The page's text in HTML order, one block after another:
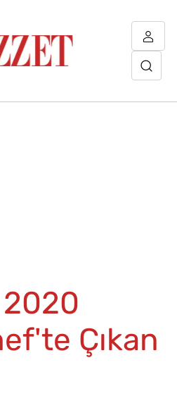
2020
Çıkan